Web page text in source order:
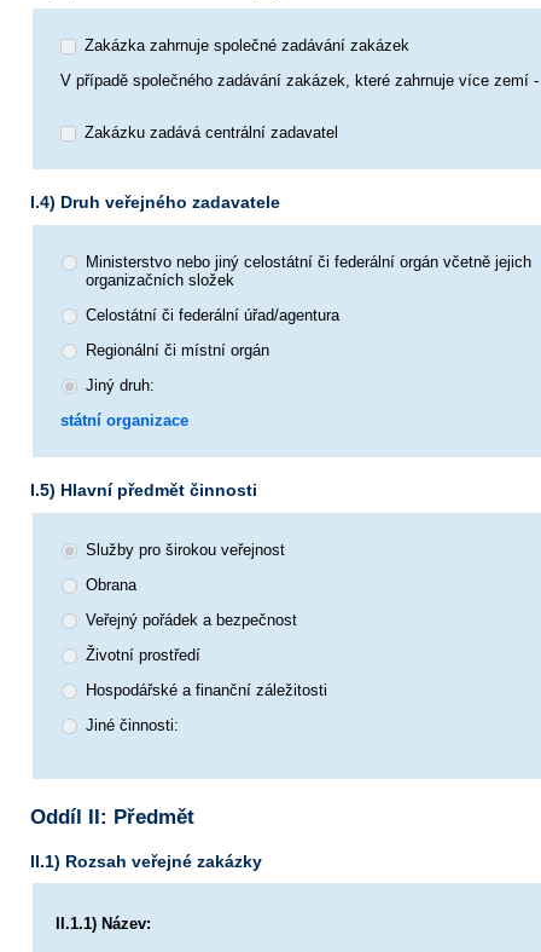
Zakázka zahrnuje společné zadávání zakázek
V případě společného zadávání zakázek, které zahrnuje více zemí
Zakázku zadává centrální zadavatel
I.4) Druh veřejného zadavatele
Ministerstvo nebo jiný celostátní či federální orgán včetně jejich
organizačních složek
Celostátní či federální úřad/agentura
Regionální či místní orgán
Jiný druh:
státní organizace
I.5) Hlavní předmět činnosti
Služby pro širokou veřejnost
Obrana
Veřejný pořádek a bezpečnost
Životní prostředí
Hospodářské a finanční záležitosti
Jiné činnosti:
Oddíl II: Předmět
II.1) Rozsah veřejné zakázky
II.1.1) Název: